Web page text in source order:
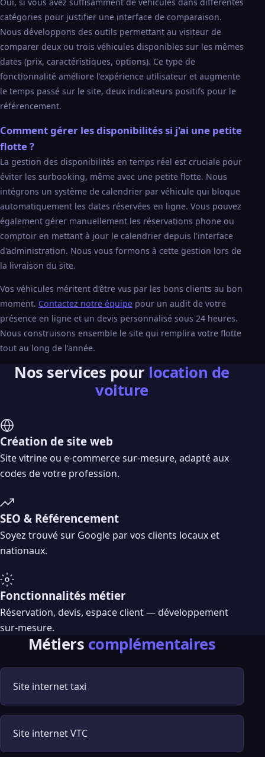
catégories pour justifier une interface de comparaison.
Nous développons des outils permettant au visiteur de
comparer deux ou trois véhicules disponibles sur les mêmes
dates (prix, caractéristiques, options). Ce type de
fonctionnalité améliore l'expérience utilisateur et augmente
le temps passé sur le site, deux indicateurs positifs pour le
référencement.
Comment gérer les disponibilités si j'ai une petite
flotte ?
La gestion des disponibilités en temps réel est cruciale pour
éviter les surbooking, même avec une petite flotte. Nous
intégrons un système de calendrier par véhicule qui bloque
automatiquement les dates réservées en ligne. Vous pouvez
également gérer manuellement les réservations phone ou
comptoir en mettant à jour le calendrier depuis l'interface
d'administration. Nous vous formons à cette gestion lors de
la livraison du site.
Vos véhicules méritent d'être vus par les bons clients au bon
moment. Contactez notre équipe pour un audit de votre
présence en ligne et un devis personnalisé sous 24 heures.
Nous construisons ensemble le site qui remplira votre flotte
tout au long de l'année.
Nos services pour location de
voiture
Création de site web
Site vitrine ou e-commerce sur-mesure, adapté aux
codes de votre profession.
SEO & Référencement
Soyez trouvé sur Google par vos clients locaux et
nationaux.
Fonctionnalités métier
Réservation, devis, espace client — développement
sur-mesure.
Métiers complémentaires
Site internet taxi
Site internet VTC